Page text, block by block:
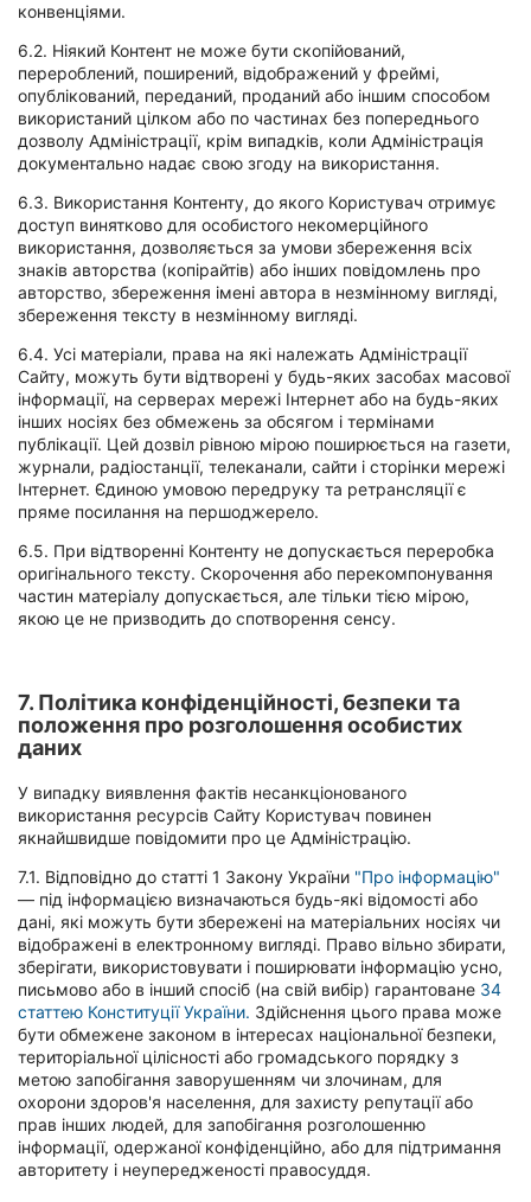
конвенціями.
6.2. Ніякий Контент не може бути скопійований,
перероблений, поширений, відображений у фреймі,
опублікований, переданий, проданий або іншим способом
використаний цілком або по частинах без попереднього
дозволу Адміністрації, крім випадків, коли Адміністрація
документально надає свою згоду на використання.
6.3. Використання Контенту, до якого Користувач отримує
доступ винятково для особистого некомерційного
використання, дозволяється за умови збереження всіх
знаків авторства (копірайтів) або інших повідомлень про
авторство, збереження імені автора в незмінному вигляді,
збереження тексту в незмінному вигляді.
6.4. Усі матеріали, права на які належать Адміністрації
Сайту, можуть бути відтворені у будь-яких засобах масової
інформації, на серверах мережі Інтернет або на будь-яких
інших носіях без обмежень за обсягом і термінами
публікації. Цей дозвіл рівною мірою поширюється на газети,
журнали, радіостанції, телеканали, сайти і сторінки мережі
Інтернет. Єдиною умовою передруку та ретрансляції є
пряме посилання на першоджерело.
6.5. При відтворенні Контенту не допускається переробка
оригінального тексту. Скорочення або перекомпонування
частин матеріалу допускається, але тільки тією мірою,
якою це не призводить до спотворення сенсу.
7. Політика конфіденційності, безпеки та
положення про розголошення особистих
даних
У випадку виявлення фактів несанкціонованого
використання ресурсів Сайту Користувач повинен
якнайшвидше повідомити про це Адміністрацію.
7.1. Відповідно до статті 1 Закону України "Про інформацію"
— під інформацією визначаються будь-які відомості або
дані, які можуть бути збережені на матеріальних носіях чи
відображені в електронному вигляді. Право вільно збирати,
зберігати, використовувати і поширювати інформацію усно,
письмово або в інший спосіб (на свій вибір) гарантоване 34
статтею Конституції України. Здійснення цього права може
бути обмежене законом в інтересах національної безпеки,
територіальної цілісності або громадського порядку з
метою запобігання заворушенням чи злочинам, для
охорони здоров'я населення, для захисту репутації або
прав інших людей, для запобігання розголошенню
інформації, одержаної конфіденційно, або для підтримання
авторитету і неупередженості правосуддя.